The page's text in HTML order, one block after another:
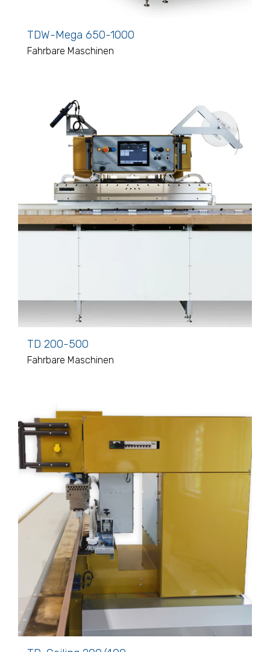
TDW-Mega 650-1000
Fahrbare Maschinen
TD 200-500
Fahrbare Maschinen